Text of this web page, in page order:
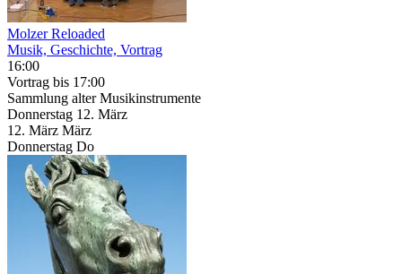
Molzer Reloaded
Musik, Geschichte, Vortrag
16:00
Vortrag bis 17:00
Sammlung alter Musikinstrumente
Donnerstag 12. März
12. März März
Donnerstag Do